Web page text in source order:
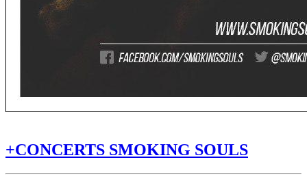
+CONCERTS SMOKING SOULS